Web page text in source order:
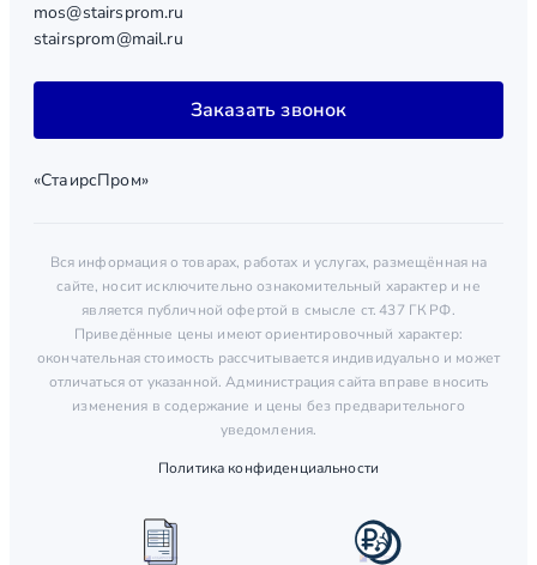
mos@stairsprom.ru
stairsprom@mail.ru
Заказать звонок
«СтаирсПром»
Вся информация о товарах, работах и услугах, размещённая на
сайте, носит исключительно ознакомительный характер и не
является публичной офертой в смысле ст. 437 ГК РФ.
Приведённые цены имеют ориентировочный характер:
окончательная стоимость рассчитывается индивидуально и может
отличаться от указанной. Администрация сайта вправе вносить
изменения в содержание и цены без предварительного
уведомления.
Политика конфиденциальности